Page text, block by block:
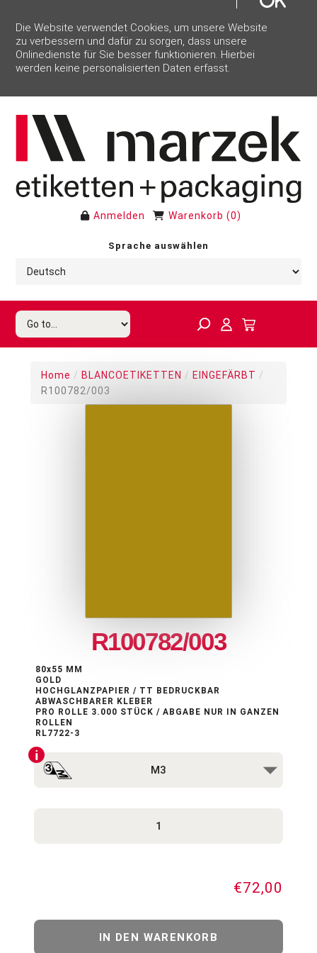
Die Website verwendet Cookies, um unsere Website
zu verbessern und dafür zu sorgen, dass unsere
Onlinedienste für Sie besser funktionieren. Hierbei
werden keine personalisierten Daten erfasst.
Anmelden Warenkorb (0)
Sprache auswählen
Home / BLANCOETIKETTEN / EINGEFÄRBT /
R100782/003
R100782/003
80x55 MM
GOLD
HOCHGLANZPAPIER / TT BEDRUCKBAR
ABWASCHBARER KLEBER
PRO ROLLE 3.000 STÜCK / ABGABE NUR IN GANZEN
ROLLEN
RL7722-3
€72,00